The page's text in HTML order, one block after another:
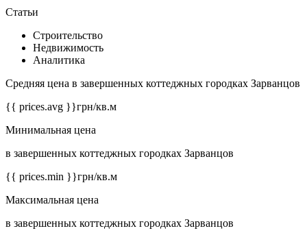
Статьи
Строительство
Недвижимость
Аналитика
Средняя цена в завершенных коттеджных городках Зарванцов
{{ prices.avg }}грн/кв.м
Минимальная цена
в завершенных коттеджных городках Зарванцов
{{ prices.min }}грн/кв.м
Максимальная цена
в завершенных коттеджных городках Зарванцов